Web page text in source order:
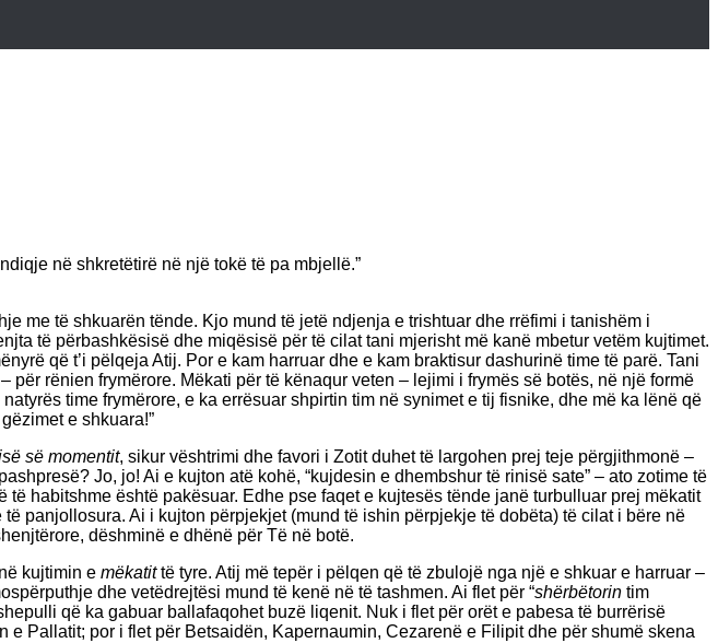
në shkretëtirë në një tokë të pa mbjellë.”
me të shkuarën tënde. Kjo mund të jetë ndjenja e trishtuar dhe rrëfimi i tanishëm i
të përbashkësisë dhe miqësisë për të cilat tani mjerisht më kanë mbetur vetëm kujtimet.
që t’i pëlqeja Atij. Por e kam harruar dhe e kam braktisur dashurinë time të parë. Tani
rënien frymërore. Mëkati për të kënaqur veten – lejimi i frymës së botës, në një formë
time frymërore, e ka errësuar shpirtin tim në synimet e tij fisnike, dhe më ka lënë që
e shkuara!”
së momentit, sikur vështrimi dhe favori i Zotit duhet të largohen prej teje përgjithmonë –
Jo, jo! Ai e kujton atë kohë, “kujdesin e dhembshur të rinisë sate” – ato zotime të
habitshme është pakësuar. Edhe pse faqet e kujtesës tënde janë turbulluar prej mëkatit
panjollosura. Ai i kujton përpjekjet (mund të ishin përpjekje të dobëta) të cilat i bëre në
dëshminë e dhënë për Të në botë.
kujtimin e mëkatittë tyre. Atij më tepër i pëlqen që të zbulojë nga një e shkuar e harruar –
dhe vetëdrejtësi mund të kenë në të tashmen. Ai flet për “shërbëtorin tim
që ka gabuar ballafaqohet buzë liqenit. Nuk i flet për orët e pabesa të burrërisë
Pallatit; por i flet për Betsaidën, Kapernaumin, Cezarenë e Filipit dhe për shumë skena